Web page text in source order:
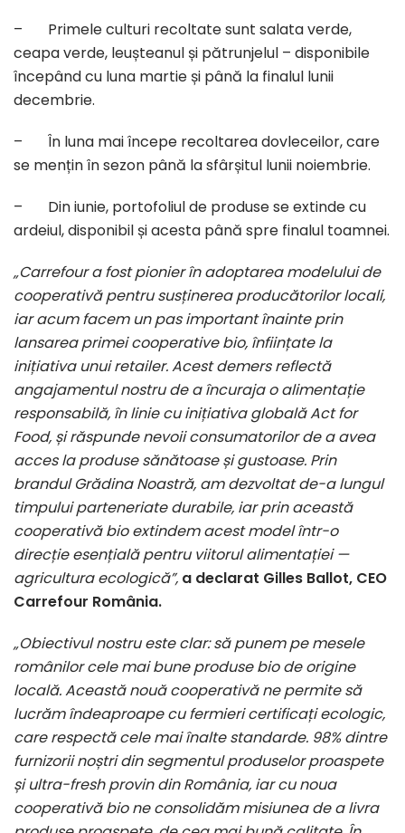
– Primele culturi recoltate sunt salata verde,
ceapa verde, leușteanul și pătrunjelul – disponibile
începând cu luna martie și până la finalul lunii
decembrie.
– În luna mai începe recoltarea dovleceilor, care
se mențin în sezon până la sfârșitul lunii noiembrie.
– Din iunie, portofoliul de produse se extinde cu
ardeiul, disponibil și acesta până spre finalul toamnei.
„Carrefour a fost pionier în adoptarea modelului de
cooperativă pentru susținerea producătorilor locali,
iar acum facem un pas important înainte prin
lansarea primei cooperative bio, înființate la
inițiativa unui retailer. Acest demers reflectă
angajamentul nostru de a încuraja o alimentație
responsabilă, în linie cu inițiativa globală Act for
Food, și răspunde nevoii consumatorilor de a avea
acces la produse sănătoase și gustoase. Prin
brandul Grădina Noastră, am dezvoltat de-a lungul
timpului parteneriate durabile, iar prin această
cooperativă bio extindem acest model într-o
direcție esențială pentru viitorul alimentației —
agricultura ecologică”, a declarat Gilles Ballot, CEO
Carrefour România.
„Obiectivul nostru este clar: să punem pe mesele
românilor cele mai bune produse bio de origine
locală. Această nouă cooperativă ne permite să
lucrăm îndeaproape cu fermieri certificați ecologic,
care respectă cele mai înalte standarde. 98% dintre
furnizorii noștri din segmentul produselor proaspete
și ultra-fresh provin din România, iar cu noua
cooperativă bio ne consolidăm misiunea de a livra